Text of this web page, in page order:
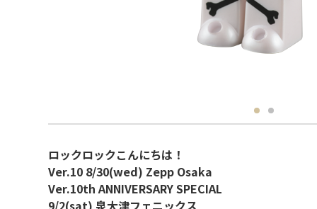
ロックロックこんにちは！
Ver.10 8/30(wed) Zepp Osaka
Ver.10th ANNIVERSARY SPECIAL
9/2(sat) 泉大津フェニックス